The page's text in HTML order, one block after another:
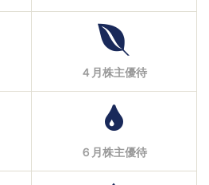
４月株主優待
６月株主優待